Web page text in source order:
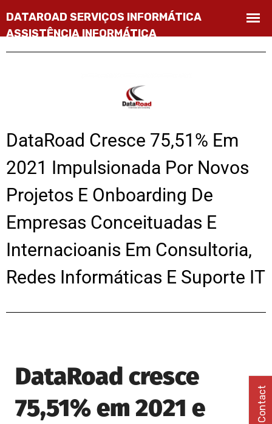
DataRoad Cresce 75,51% Em
2021 Impulsionada Por Novos
Projetos E Onboarding De
Empresas Conceituadas E
Internacioanis Em Consultoria,
Redes Informáticas E Suporte IT
DataRoad cresce
75,51% em 2021 e
Contact